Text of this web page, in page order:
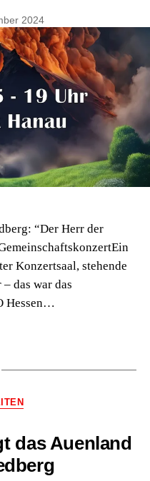
2024
“Der Herr der
Konzertsaal, stehende
das war das
Hessen…
das Auenland